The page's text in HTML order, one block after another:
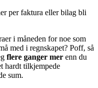
per faktura eller bilag bli
i måneden for noe som
med i regnskapet? Poff, så
flere ganger mer enn du
hardt tilkjempede
sum.